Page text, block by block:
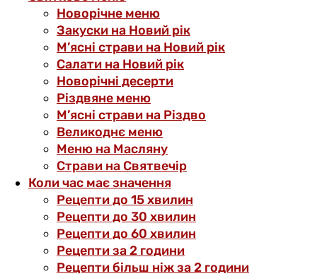
Новорічне меню
Закуски на Новий рік
М’ясні страви на Новий рік
Салати на Новий рік
Новорічні десерти
Різдвяне меню
М’ясні страви на Різдво
Великоднє меню
Меню на Масляну
Страви на Святвечір
Коли час має значення
Рецепти до 15 хвилин
Рецепти до 30 хвилин
Рецепти до 60 хвилин
Рецепти за 2 години
Рецепти більш ніж за 2 години